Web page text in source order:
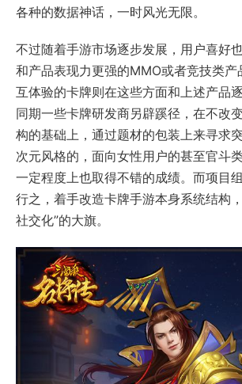
各种的数据神话，一时风光无限。
不过随着手游市场逐步发展，用户喜好
和产品表现力更强的MMO或者竞技类产
互体验的卡牌则在这些方面和上述产品
同期一些卡牌研发商另辟蹊径，在不改
构的基础上，通过题材的包装上来寻求
次元风格的，面向女性用户的甚至官斗
一定程度上也取得不错的成绩。而项目
行之，着手改造卡牌手游本身系统结构
社交化”的大旗。